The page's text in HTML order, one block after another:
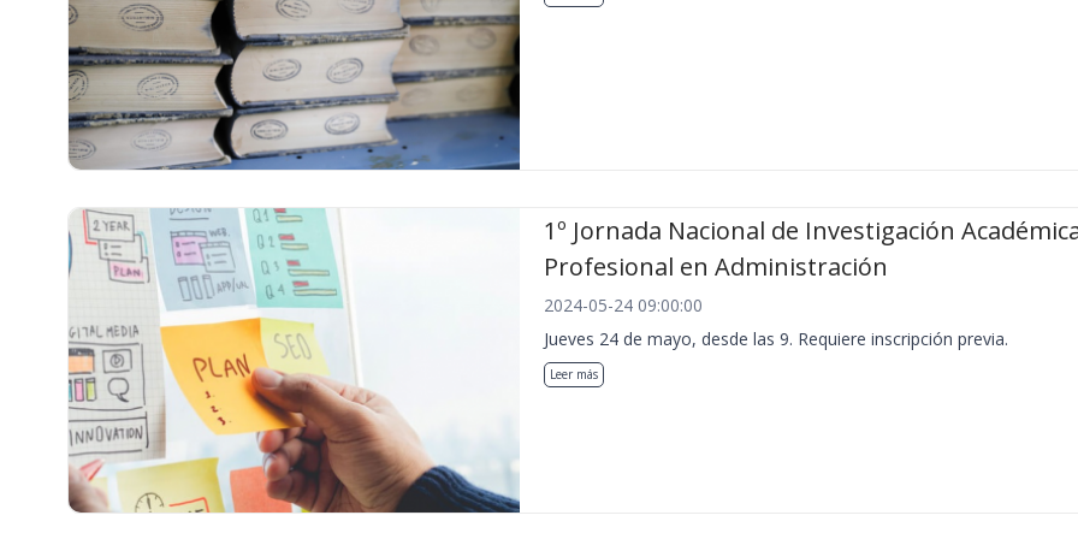
1º Jornada Nacional de Investigación
Profesional en Administración
2024-05-24 09:00:00
Jueves 24 de mayo, desde las 9. Requiere inscripción previa.
Leer más